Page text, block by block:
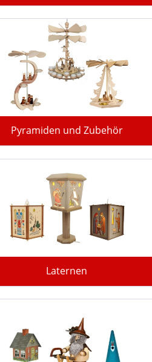
Pyramiden und Zubehör
Laternen